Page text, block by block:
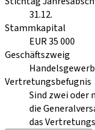
31.12.
Stammkapital
EUR 35 000
Geschäftszweig
Vertretungsbefugnis
Sind zwei oder
die
das